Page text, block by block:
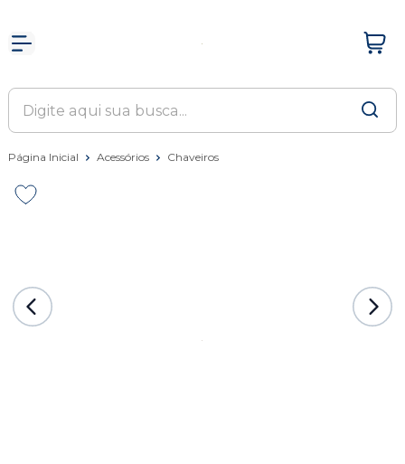
Página Inicial Acessórios Chaveiros